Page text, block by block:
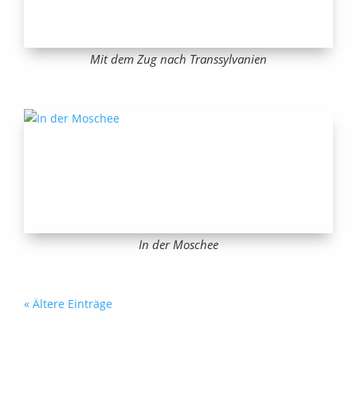
Mit dem Zug nach Transsylvanien
In der Moschee
« Ältere Einträge